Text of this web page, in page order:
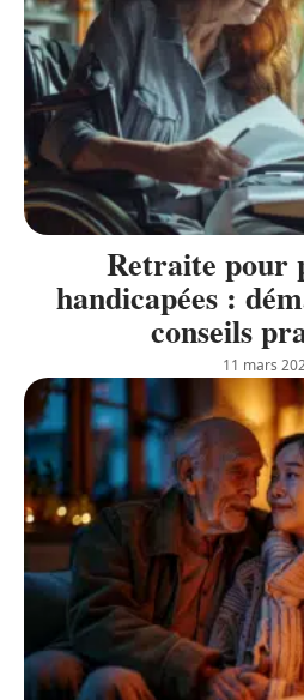
Retraite pour
handicapées :
conseils
11 mars